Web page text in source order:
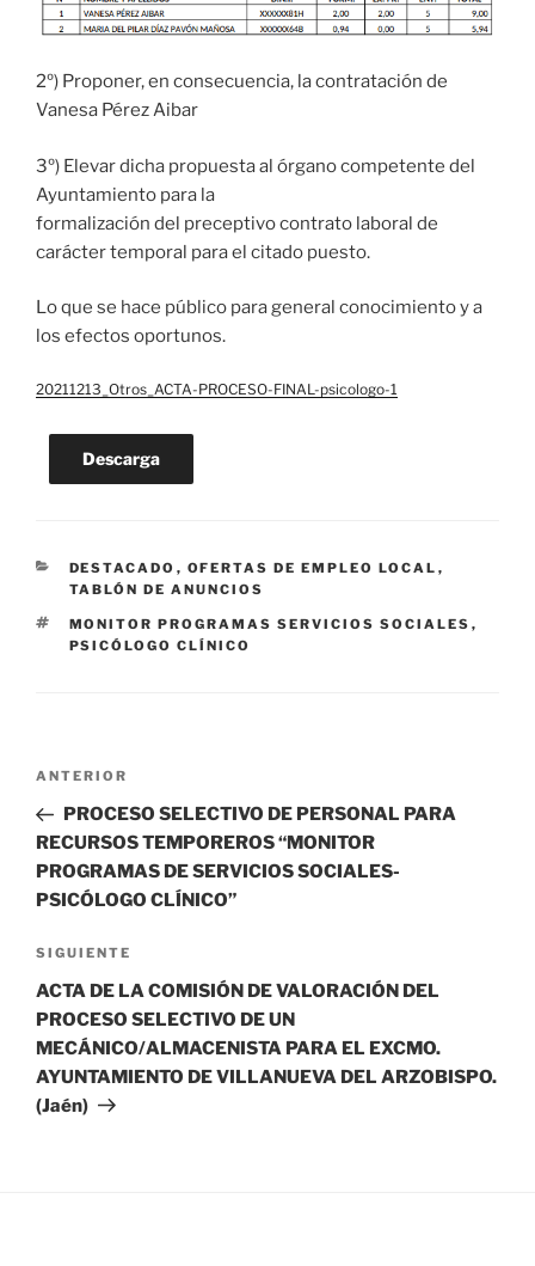
2º) Proponer, en consecuencia, la contratación de
Vanesa Pérez Aibar
3º) Elevar dicha propuesta al órgano competente del
Ayuntamiento para la
formalización del preceptivo contrato laboral de
carácter temporal para el citado puesto.
Lo que se hace público para general conocimiento y a
los efectos oportunos.
20211213_Otros_ACTA-PROCESO-FINAL-psicologo-1
Descarga
CATEGORÍAS
DESTACADO , OFERTAS DE EMPLEO LOCAL ,
TABLÓN DE ANUNCIOS
ETIQUETAS
MONITOR PROGRAMAS SERVICIOS SOCIALES ,
PSICÓLOGO CLÍNICO
Navegación
entradas
Entrada
anterior:
ANTERIOR
PROCESO SELECTIVO DE PERSONAL PARA
RECURSOS TEMPOREROS “MONITOR
PROGRAMAS DE SERVICIOS SOCIALES-
PSICÓLOGO CLÍNICO”
Siguiente
entrada
SIGUIENTE
ACTA DE LA COMISIÓN DE VALORACIÓN DEL
PROCESO SELECTIVO DE UN
MECÁNICO/ALMACENISTA PARA EL EXCMO.
AYUNTAMIENTO DE VILLANUEVA DEL ARZOBISPO.
(Jaén)